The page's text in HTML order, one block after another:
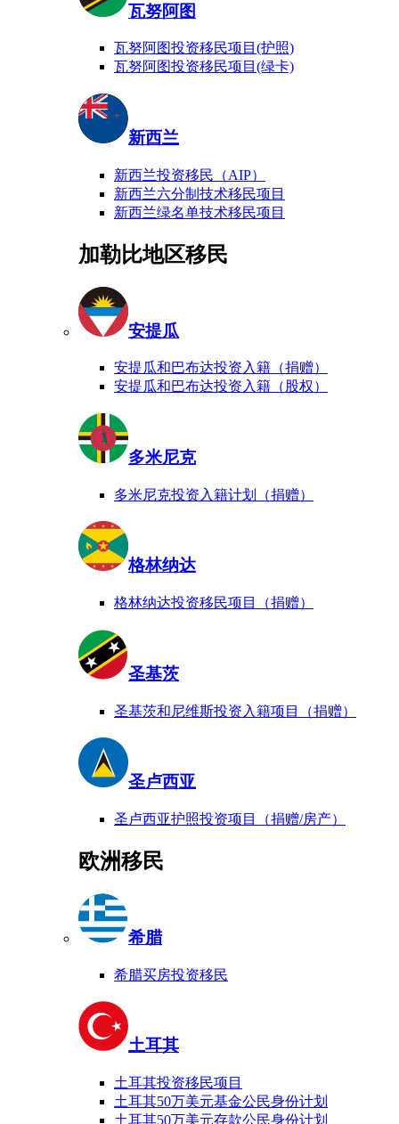
瓦努阿图
瓦努阿图投资移民项目(护照)
瓦努阿图投资移民项目(绿卡)
新西兰
新西兰投资移民（AIP）
新西兰六分制技术移民项目
新西兰绿名单技术移民项目
加勒比地区移民
安提瓜
安提瓜和巴布达投资入籍（捐赠）
安提瓜和巴布达投资入籍（股权）
多米尼克
多米尼克投资入籍计划（捐赠）
格林纳达
格林纳达投资移民项目（捐赠）
圣基茨
圣基茨和尼维斯投资入籍项目（捐赠）
圣卢西亚
圣卢西亚护照投资项目（捐赠/房产）
欧洲移民
希腊
希腊买房投资移民
土耳其
土耳其投资移民项目
土耳其50万美元基金公民身份计划
土耳其50万美元存款公民身份计划